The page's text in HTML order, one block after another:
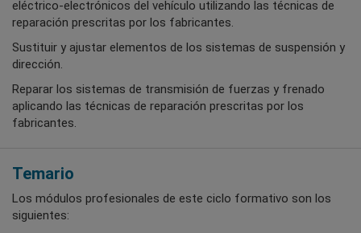
eléctrico-electrónicos del vehículo utilizando las técnicas de
reparación prescritas por los fabricantes.
Sustituir y ajustar elementos de los sistemas de suspensión y
dirección.
Reparar los sistemas de transmisión de fuerzas y frenado
aplicando las técnicas de reparación prescritas por los
fabricantes.
Temario
Los módulos profesionales de este ciclo formativo son los
siguientes: